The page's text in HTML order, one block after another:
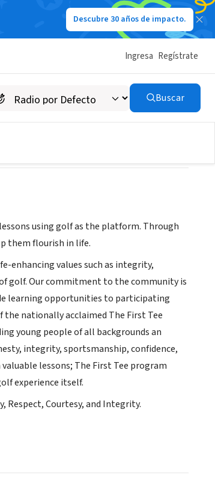
Descubre 30 años de impacto.
Ingresa Regístrate
Buscar
using golf as the platform. Through
them flourish in life.
enhancing values such as integrity,
golf. Our commitment to the community is
learning opportunities to participating
the nationally acclaimed The First Tee
young people of all backgrounds an
integrity, sportsmanship, confidence,
lessons; The First Tee program
experience itself.
Respect, Courtesy, and Integrity.